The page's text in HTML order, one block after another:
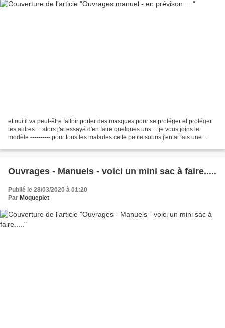
et oui il va peut-être falloir porter des masques pour se protéger et protéger
les autres.... alors j'ai essayé d'en faire quelques uns.... je vous joins le
modèle ---------- pour tous les malades cette petite souris j'en ai fais une
Ouvrages - Manuels - voici un mini sac à faire.....
Publié le 28/03/2020 à 01:20
Par Moqueplet